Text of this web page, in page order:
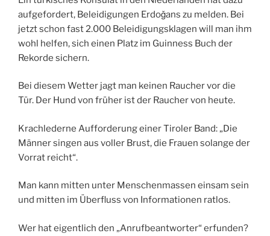
aufgefordert, Beleidigungen Erdoǧans zu melden. Bei
jetzt schon fast 2.000 Beleidigungsklagen will man ihm
wohl helfen, sich einen Platz im Guinness Buch der
Rekorde sichern.
Bei diesem Wetter jagt man keinen Raucher vor die
Tür. Der Hund von früher ist der Raucher von heute.
Krachlederne Aufforderung einer Tiroler Band: „Die
Männer singen aus voller Brust, die Frauen solange der
Vorrat reicht“.
Man kann mitten unter Menschenmassen einsam sein
und mitten im Überfluss von Informationen ratlos.
Wer hat eigentlich den „Anrufbeantworter“ erfunden?